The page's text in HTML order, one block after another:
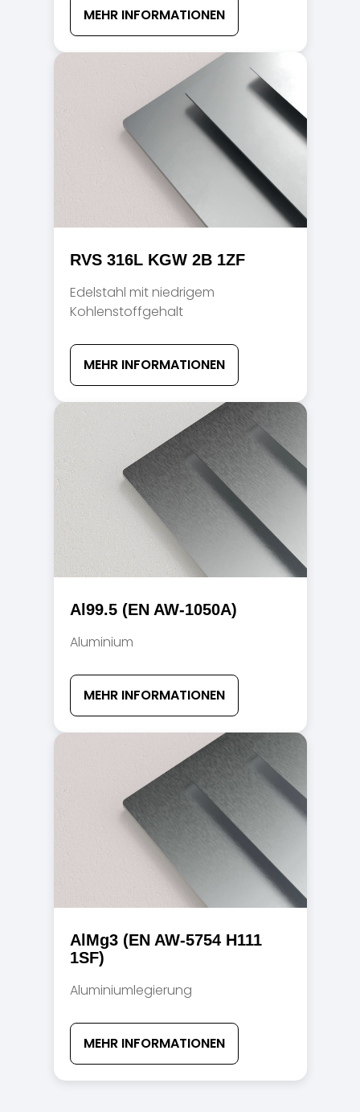
MEHR INFORMATIONEN
RVS 316L KGW 2B 1ZF
Edelstahl mit niedrigem
Kohlenstoffgehalt
MEHR INFORMATIONEN
Al99.5 (EN AW-1050A)
Aluminium
MEHR INFORMATIONEN
AlMg3 (EN AW-5754 H111
1SF)
Aluminiumlegierung
MEHR INFORMATIONEN